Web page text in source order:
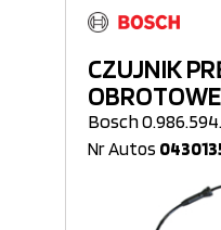
CZUJNIK
Bosch
Nr Autos